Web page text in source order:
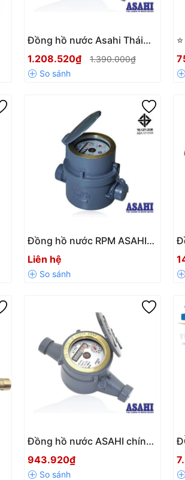
Đồng hồ nước Asahi Thái
Lan DN20 GMK20
1.208.520₫ 1.390.000₫
Đồng hồ nước RPM ASAHI
cấp C Thái Lan – Chính
hãng tại Vật tư Tuấn Phát
Liên hệ
Đồng hồ nước ASAHI chính
hãng Thái Lan
943.920₫